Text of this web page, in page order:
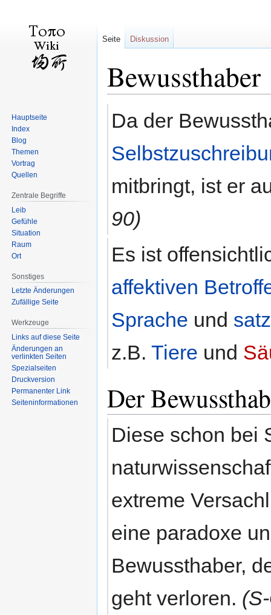
Bewussthaber
Navigation
Suche
Da der
mitbringt, ist er
90)
Es ist
affektiven
Sprache und
z.B. Tiere und
Der
Diese schon bei
extreme
eine paradoxe
Bewussthaber,
geht verloren.
Seite Diskussion
Hauptseite
Index
Blog
Themen
Vortrag
Quellen
Zentrale Begriffe
Leib
Gefühle
Situation
Raum
Ort
Sonstiges
Letzte Änderungen
Zufällige Seite
Werkzeuge
Links auf diese Seite
Änderungen an
verlinkten Seiten
Spezialseiten
Druckversion
Permanenter Link
Seiten­informationen